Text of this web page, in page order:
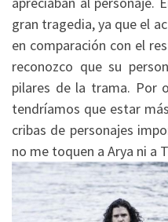
gran tragedia, ya que el
en comparación con el
reconozco que su
pilares de la trama. Por
tendríamos que estar
cribas de personajes
no me toquen a Arya ni a